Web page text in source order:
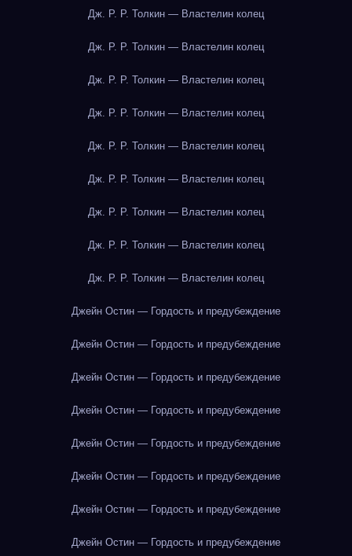
Дж. Р. Р. Толкин — Властелин колец
Дж. Р. Р. Толкин — Властелин колец
Дж. Р. Р. Толкин — Властелин колец
Дж. Р. Р. Толкин — Властелин колец
Дж. Р. Р. Толкин — Властелин колец
Дж. Р. Р. Толкин — Властелин колец
Дж. Р. Р. Толкин — Властелин колец
Дж. Р. Р. Толкин — Властелин колец
Дж. Р. Р. Толкин — Властелин колец
Джейн Остин — Гордость и предубеждение
Джейн Остин — Гордость и предубеждение
Джейн Остин — Гордость и предубеждение
Джейн Остин — Гордость и предубеждение
Джейн Остин — Гордость и предубеждение
Джейн Остин — Гордость и предубеждение
Джейн Остин — Гордость и предубеждение
Джейн Остин — Гордость и предубеждение